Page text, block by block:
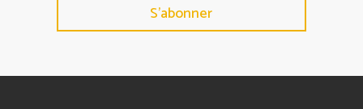
S'abonner